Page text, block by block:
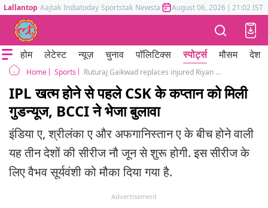
Lallantop Aajtak Indiatoday Sportstak Newstak Mumbai Tak Astrotak
August 06, 2026 | 21:02 IST
होम लेटेस्ट न्यूज़ चुनाव पॉलिटिक्स स्पोर्ट्स मौसम देश
Home Sports Ruturaj Gaikwad replaces injured Riyan Parag in India-A squad for T20I tri-series
IPL खत्म होने से पहले CSK के कप्तान को मिली
गुडन्यूज, BCCI ने भेजा बुलावा
इंडिया ए, श्रीलंका ए और अफगानिस्तान ए के बीच होने वाली
यह तीन देशों की सीरीज नौ जून से शुरू होगी. इस सीरीज के
लिए वैभव सूर्यवंशी को मौका दिया गया है.
Advertisement